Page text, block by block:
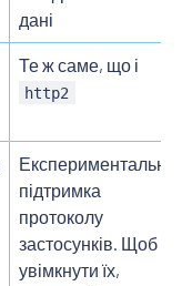
дані
Те ж саме, що і
http2
Експериментальна
підтримка
протоколу
застосунків. Щоб
увімкнути їх,